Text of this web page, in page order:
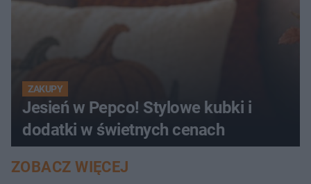
ZAKUPY
Jesień w Pepco! Stylowe kubki i
dodatki w świetnych cenach
ZOBACZ WIĘCEJ